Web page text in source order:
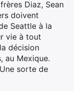
Diaz, Sean
doivent
Seattle à la
vie à tout
décision
au Mexique.
sorte de